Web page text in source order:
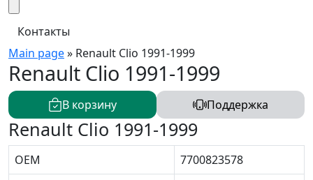
Контакты
Main page» Renault Clio 1991-1999
Renault Clio 1991-1999
В корзину Поддержка
Renault Clio 1991-1999
OEM
7700823578